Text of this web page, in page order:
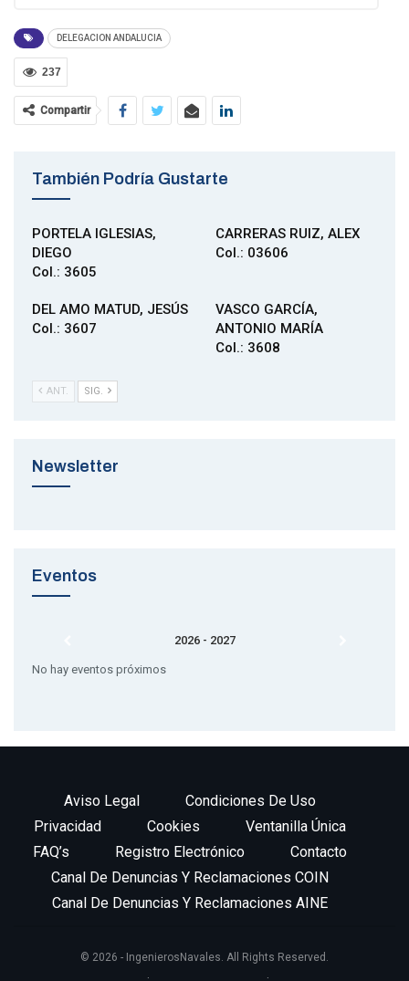
DELEGACION ANDALUCIA
237
Compartir
También Podría Gustarte
PORTELA IGLESIAS,
DIEGO
Col.: 3605
CARRERAS RUIZ, ALEX
Col.: 03606
DEL AMO MATUD, JESÚS
Col.: 3607
VASCO GARCÍA,
ANTONIO MARÍA
Col.: 3608
ANT. SIG.
Newsletter
Eventos
2026 - 2027
No hay eventos próximos
Aviso Legal
Condiciones De Uso
Privacidad
Cookies
Ventanilla Única
FAQ’s
Registro Electrónico
Contacto
Canal De Denuncias Y Reclamaciones COIN
Canal De Denuncias Y Reclamaciones AINE
© 2026 - IngenierosNavales. All Rights Reserved.